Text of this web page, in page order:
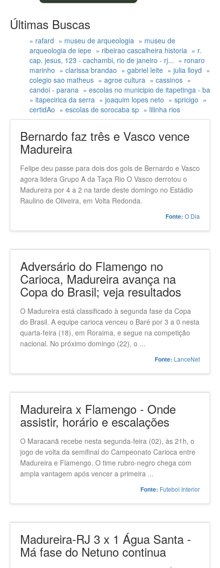
Últimas Buscas
» rafard » museu de arqueologia » museu de
arqueologia de iepe » ribeirao cascalheira historia » r.
cap. jesus, 123 - cachambi, rio de janeiro - rj...
» ronaro
marinho » clarissa brandao » gabriel leite » julia lloyd
colegio sao matheus » agroe cultura » cassinos »
» itapecirica da serra » joaquim lopes neto » spricigo
certidAo » escolas de sorocaba sp
Bernardo faz três e Vasco vence
Madureira
Felipe deu passe para dois dos gols de Bernardo e Vasco
agora lidera Grupo A da Taça Rio O Vasco derrotou o
Madureira por 4 a 2 na tarde deste domingo no Estádio
Adversário do Flamengo no
Carioca, Madureira avança na
Copa do Brasil; veja resultados
O Madureira está classificado à segunda fase da Copa
do Brasil. A equipe carioca venceu o Baré por 3 a 0 nesta
quarta-feira (18), em Roraima, e segue na competição
Madureira x Flamengo - Onde
assistir, horário e escalações
O Maracanã recebe nesta segunda-feira (02), às 21h, o
jogo de volta da semifinal do Campeonato Carioca entre
Madureira e Flamengo. O time rubro-negro chega com